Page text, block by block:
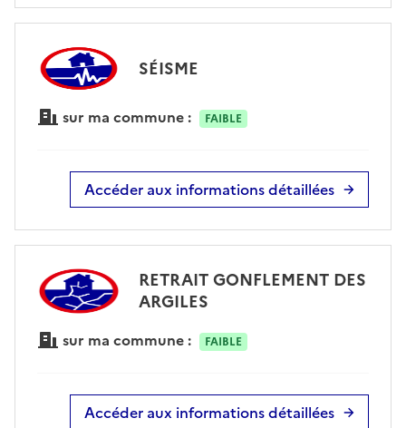
SÉISME
sur ma commune : FAIBLE
Accéder aux informations détaillées
RETRAIT GONFLEMENT DES
ARGILES
sur ma commune : FAIBLE
Accéder aux informations détaillées